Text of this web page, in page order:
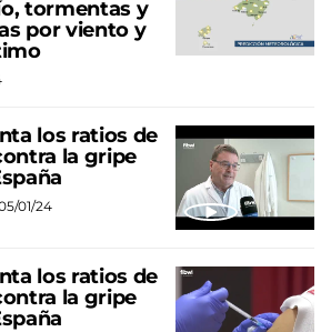
tormentas y
por viento y
los ratios de
la gripe
01/24
los ratios de
la gripe